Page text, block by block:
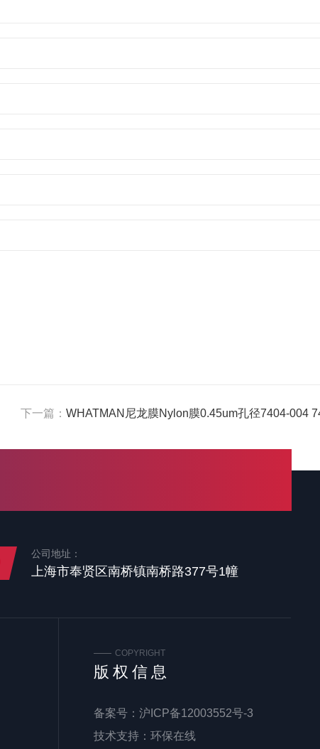
下一篇： WHATMAN尼龙膜Nylon膜0.45um孔径7404-004
公司地址：
上海市奉贤区南桥镇南桥路377号1幢
COPYRIGHT
版权信息
备案号： 沪ICP备12003552号-3
技术支持： 环保在线